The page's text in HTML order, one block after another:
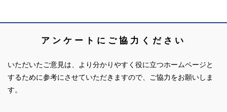
アンケートにご協力ください
いただいたご意見は、より分かりやすく役に立つホームページと
するために参考にさせていただきますので、ご協力をお願いしま
す。